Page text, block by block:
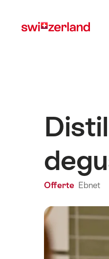
myswitzerland.com
Offerte Ebnet